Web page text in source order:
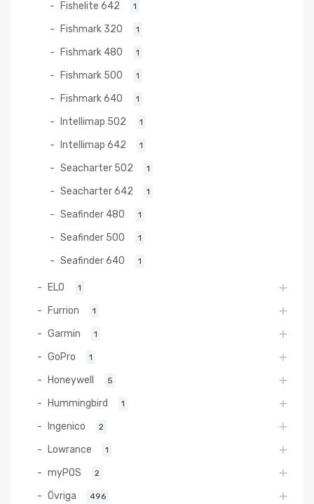
Fishelite 642 1
Fishmark 320 1
Fishmark 480 1
Fishmark 500 1
Fishmark 640 1
Intellimap 502 1
Intellimap 642 1
Seacharter 502 1
Seacharter 642 1
Seafinder 480 1
Seafinder 500 1
Seafinder 640 1
ELO 1
Furrion 1
Garmin 1
GoPro 1
Honeywell 5
Hummingbird 1
Ingenico 2
Lowrance 1
myPOS 2
Övriga 496